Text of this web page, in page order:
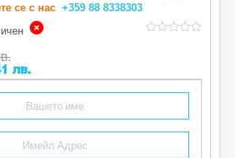
се с нас +359 88 8338303
лв.